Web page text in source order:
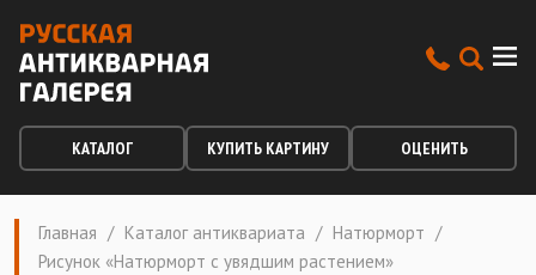
КАТАЛОГ КУПИТЬ КАРТИНУ ОЦЕНИТЬ
Главная / Каталог антиквариата / Натюрморт /
Рисунок «Натюрморт с увядшим растением»